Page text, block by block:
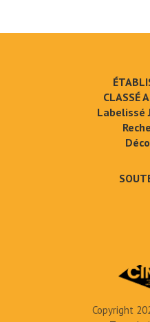
CLASSÉ
Labelissé
Copyright